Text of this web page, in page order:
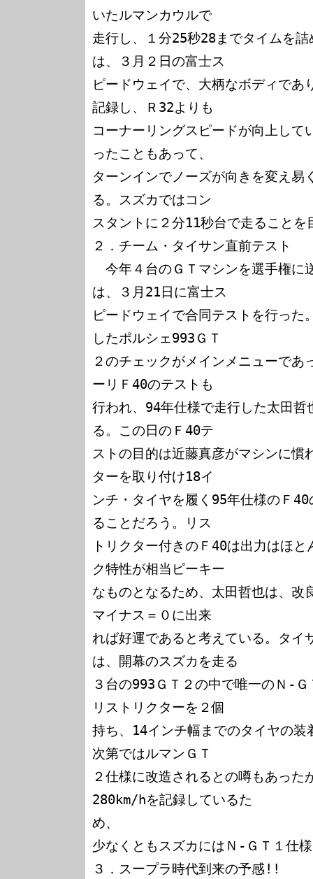
いたルマンカウルで
走行し、１分25秒28までタイムを
は、３月２日の富士ス
ピードウェイで、大柄なボディで
記録し、Ｒ32よりも
コーナーリングスピードが向上して
ったこともあって、
ターンインでノーズが向きを変え易
る。スズカではコン
スタントに２分11秒台で走ることを
２．チーム・タイサン直前テスト
今年４台のＧＴマシンを選手権に
は、３月21日に富士ス
ピードウェイで合同テストを行った
したポルシェ993ＧＴ
２のチェックがメインメニューであ
ーリＦ40のテストも
行われ、94年仕様で走行した太田
る。この日のＦ40テ
ストの目的は近藤真彦がマシンに慣
ターを取り付け18イ
ンチ・タイヤを履く95年仕様のＦ
ることだろう。リス
トリクター付きのＦ40は出力はほ
ク特性が相当ピーキー
なものとなるため、太田哲也は、改
マイナス＝０に出来
れば好運であると考えている。タイ
は、開幕のスズカを走る
３台の993ＧＴ２の中で唯一のＮ-Ｇ
リストリクターを２個
持ち、14インチ幅までのタイヤの装
次第ではルマンＧＴ
２仕様に改造されるとの噂もあった
280km/hを記録しているた
め、
少なくともスズカにはＮ-ＧＴ１仕
３．スープラ時代到来の予感!!